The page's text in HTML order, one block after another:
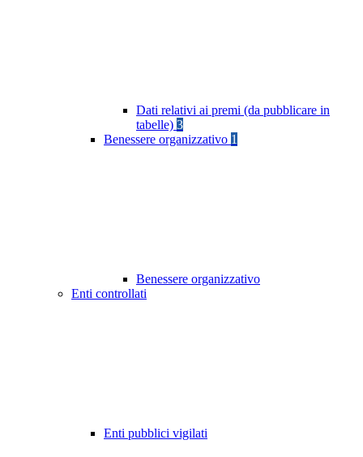
Dati relativi ai premi (da pubblicare in
tabelle) 3
Benessere organizzativo 1
Benessere organizzativo
Enti controllati
Enti pubblici vigilati